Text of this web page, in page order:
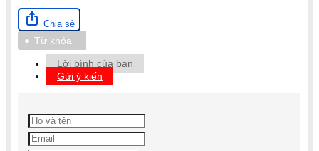
Chia sẻ
Từ khóa
Lời bình của bạn
Gửi ý kiến